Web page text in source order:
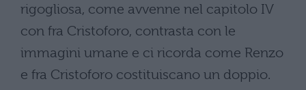
rigogliosa, come avvenne nel capitolo IV
con fra Cristoforo, contrasta con le
immagini umane e ci ricorda come Renzo
e fra Cristoforo costituiscano un doppio.